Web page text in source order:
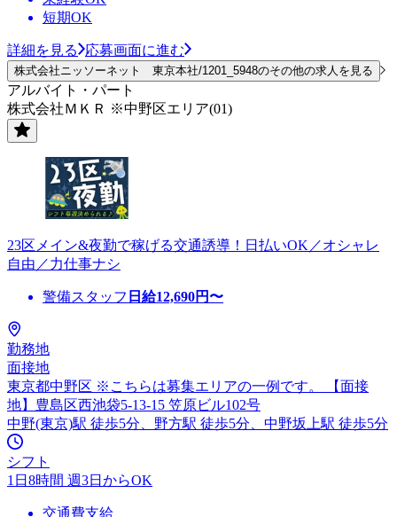
短期OK
詳細を見る 応募画面に進む
株式会社ニッソーネット 東京本社/1201_5948のその他の求人を見る
アルバイト・パート
株式会社ＭＫＲ ※中野区エリア(01)
23区メイン&夜勤で稼げる交通誘導！日払いOK／オシャレ
自由／力仕事ナシ
警備スタッフ 日給12,690円〜
勤務地
面接地
東京都中野区 ※こちらは募集エリアの一例です。 【面接
地】豊島区西池袋5-13-15 笠原ビル102号
中野(東京)駅 徒歩5分、野方駅 徒歩5分、中野坂上駅 徒歩5分
シフト
1日8時間 週3日からOK
交通費支給